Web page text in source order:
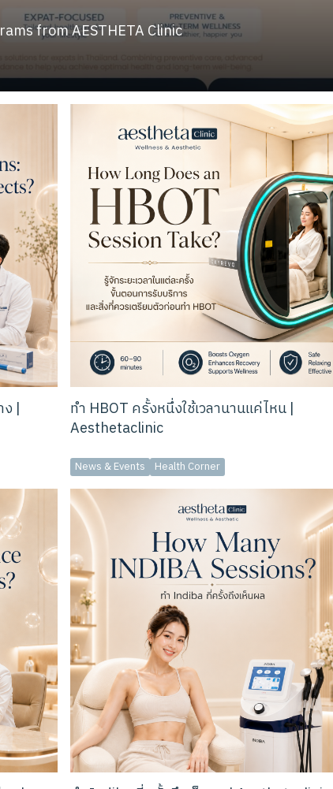
from AESTHETA Clinic
|
ทำ HBOT ครั้งหนึ่งใช้เวลานานแค่ไหน |
Aesthetaclinic
News & Events Health Corner